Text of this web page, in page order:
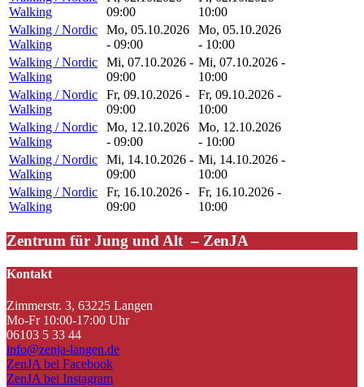
Walking
09:00
10:00
Walking / Nordic
Walking
Mo, 05.10.2026
- 09:00
Mo, 05.10.2026
- 10:00
Walking / Nordic
Walking
Mi, 07.10.2026 -
09:00
Mi, 07.10.2026 -
10:00
Walking / Nordic
Walking
Fr, 09.10.2026 -
09:00
Fr, 09.10.2026 -
10:00
Walking / Nordic
Walking
Mo, 12.10.2026
- 09:00
Mo, 12.10.2026
- 10:00
Walking / Nordic
Walking
Mi, 14.10.2026 -
09:00
Mi, 14.10.2026 -
10:00
Walking / Nordic
Walking
Fr, 16.10.2026 -
09:00
Fr, 16.10.2026 -
10:00
Zentrum für Jung und Alt – ZenJA
Kontakt
Zimmerstr. 3, 63225 Langen
Mo-Fr 10:00-17:00 Uhr
06103 5 33 44
info@zenja-langen.de
ZenJA bei Facebook
ZenJA bei Instagram